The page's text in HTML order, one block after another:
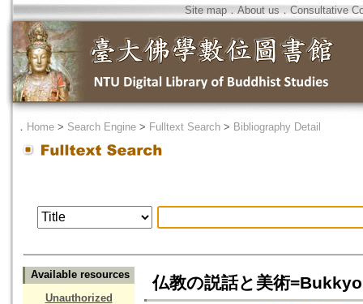
Site map．About us ． Consultative
． Home > Search Engine > Fulltext Search > Bibliography Detail
Available resources
Unauthorized
仏教の説話と美術